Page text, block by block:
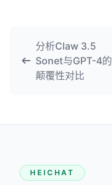
分析Claw 3.5
Sonet与GPT-4的
颠覆性对比
HEICHAT